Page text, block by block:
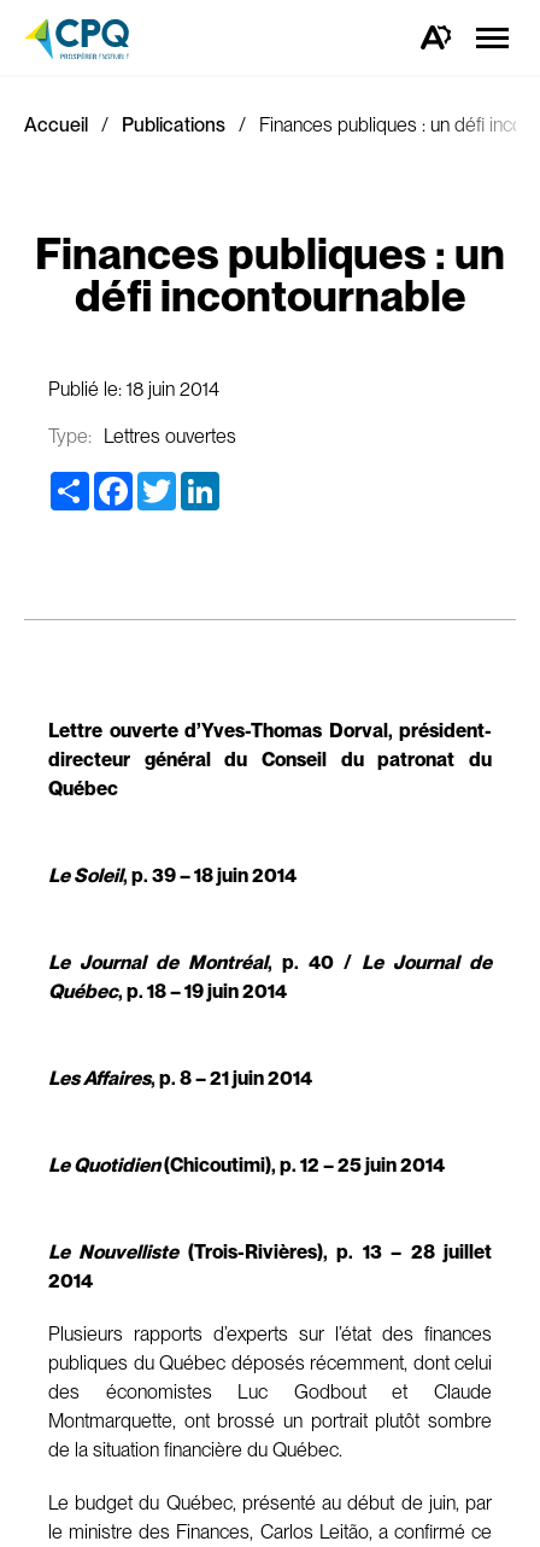
Ouvrez
d'accessibilité.
la
Accueil Publications Finances publiques : un défi
Finances publiques : un
défi incontournable
Publié le: 18 juin 2014
Type: Lettres ouvertes
Share Facebook
Twitter
Lettre ouverte d’Yves-Thomas Dorval, président-
directeur général du Conseil du patronat du
Québec
Le Soleil, p. 39 – 18 juin 2014
Le Journal de Montréal, p. 40 / Le Journal de
Québec, p. 18 – 19 juin 2014
Les Affaires, p. 8 – 21 juin 2014
Le Quotidien(Chicoutimi), p. 12 – 25 juin 2014
Le Nouvelliste(Trois-Rivières), p. 13 – 28 juillet
2014
Plusieurs rapports d’experts sur l’état des finances
publiques du Québec déposés récemment, dont celui
des économistes Luc Godbout et Claude
Montmarquette, ont brossé un portrait plutôt sombre
de la situation financière du Québec.
Le budget du Québec, présenté au début de juin, par
le ministre des Finances, Carlos Leitão, a confirmé ce